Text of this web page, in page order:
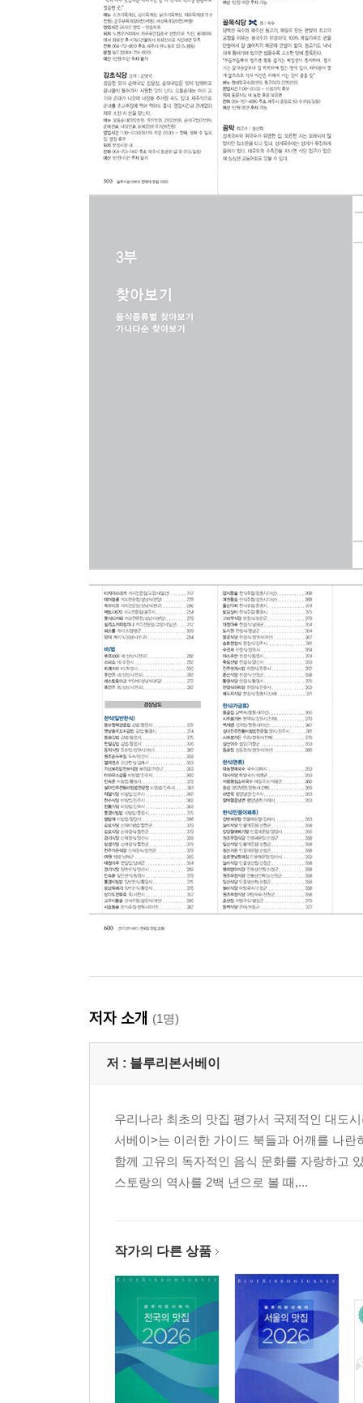
저자 소개 (1명)
저 : 블루리본서베이
우리나라 최초의 맛집 평가서 국제적인 대도
서베이>는 이러한 가이드 북들과 어깨를 나
함께 고유의 독자적인 음식 문화를 자랑하고
스토랑의 역사를 2백 년으로 볼 때,...
작가의 다른 상품